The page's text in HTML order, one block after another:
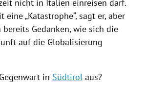
nicht in Italien einreisen darf.
eine „Katastrophe“, sagt er, aber
bereits Gedanken, wie sich die
auf die Globalisierung
in Südtirol aus?